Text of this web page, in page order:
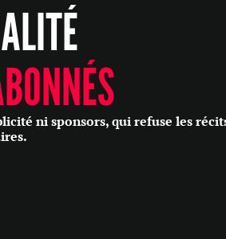
SANTÉ
PHILOSOPHIE
CULTURE
SOCIÉTÉ
ni sponsors, qui refuse les